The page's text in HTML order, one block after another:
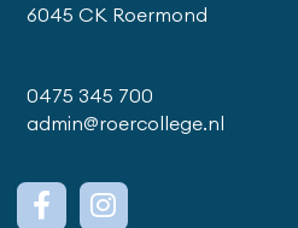
6045 CK Roermond
0475 345 700
admin@roercollege.nl